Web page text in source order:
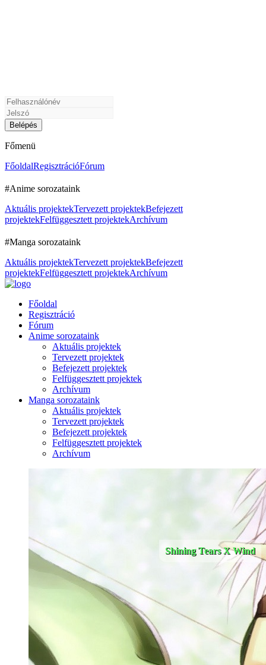
Főmenü
FőoldalRegisztrációFórum
#Anime sorozataink
Aktuális projektekTervezett projektekBefejezett
projektekFelfüggesztett projektekArchívum
#Manga sorozataink
Aktuális projektekTervezett projektekBefejezett
projektekFelfüggesztett projektekArchívum
Főoldal
Regisztráció
Fórum
Anime sorozataink
Aktuális projektek
Tervezett projektek
Befejezett projektek
Felfüggesztett projektek
Archívum
Manga sorozataink
Aktuális projektek
Tervezett projektek
Befejezett projektek
Felfüggesztett projektek
Archívum
Shining Tears X Wind